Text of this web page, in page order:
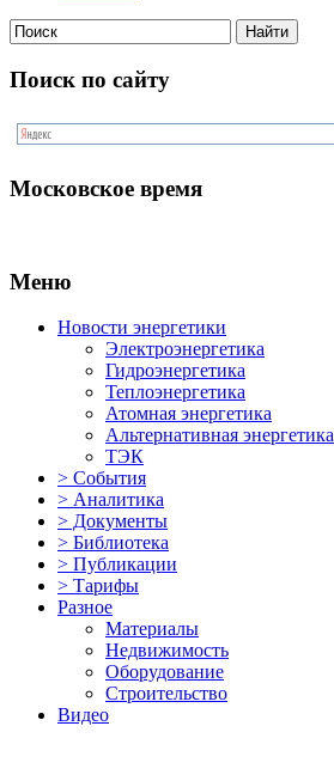
Поиск по сайту
Московское время
Меню
Новости энергетики
Электроэнергетика
Гидроэнергетика
Теплоэнергетика
Атомная энергетика
Альтернативная энергетика
ТЭК
> События
> Аналитика
> Документы
> Библиотека
> Публикации
> Тарифы
Разное
Материалы
Недвижимость
Оборудование
Строительство
Видео